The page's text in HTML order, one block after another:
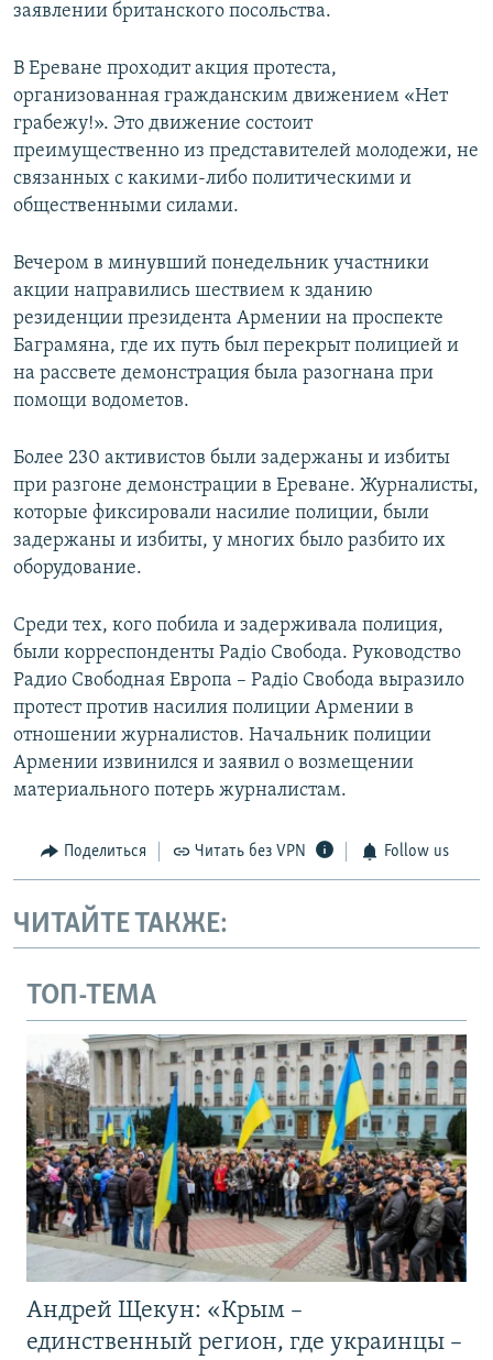
заявлении британского посольства.
В Ереване проходит акция протеста,
организованная гражданским движением «Нет
грабежу!». Это движение состоит
преимущественно из представителей молодежи, не
связанных с какими-либо политическими и
общественными силами.
Вечером в минувший понедельник участники
акции направились шествием к зданию
резиденции президента Армении на проспекте
Баграмяна, где их путь был перекрыт полицией и
на рассвете демонстрация была разогнана при
помощи водометов.
Более 230 активистов были задержаны и избиты
при разгоне демонстрации в Ереване. Журналисты,
которые фиксировали насилие полиции, были
задержаны и избиты, у многих было разбито их
оборудование.
Среди тех, кого побила и задерживала полиция,
были корреспонденты Радіо Свобода. Руководство
Радио Свободная Европа – Радіо Свобода выразило
протест против насилия полиции Армении в
отношении журналистов. Начальник полиции
Армении извинился и заявил о возмещении
материального потерь журналистам.
Поделиться Читать без VPN Follow us
ЧИТАЙТЕ ТАКЖЕ:
ТОП-ТЕМА
Андрей Щекун: «Крым –
единственный регион, где украинцы –